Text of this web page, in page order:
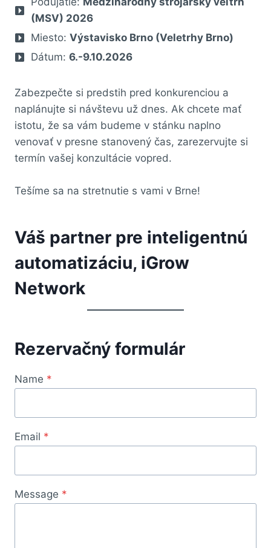
(MSV) 2026
Miesto: Výstavisko Brno (Veletrhy Brno)
Dátum: 6.-9.10.2026
Zabezpečte si predstih pred konkurenciou a
naplánujte si návštevu už dnes. Ak chcete mať
istotu, že sa vám budeme v stánku naplno
venovať v presne stanovený čas, zarezervujte si
termín vašej konzultácie vopred.
Tešíme sa na stretnutie s vami v Brne!
Váš partner pre inteligentnú
automatizáciu, iGrow
Network
Rezervačný formulár
Name *
Email *
Message *